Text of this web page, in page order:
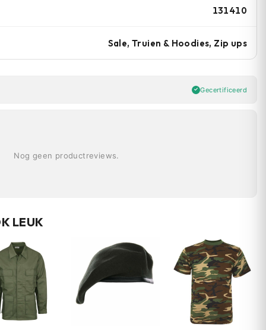
131410
Sale, Truien & Hoodies, Zip ups
Gecertificeerd
Nog geen productreviews.
LEUK